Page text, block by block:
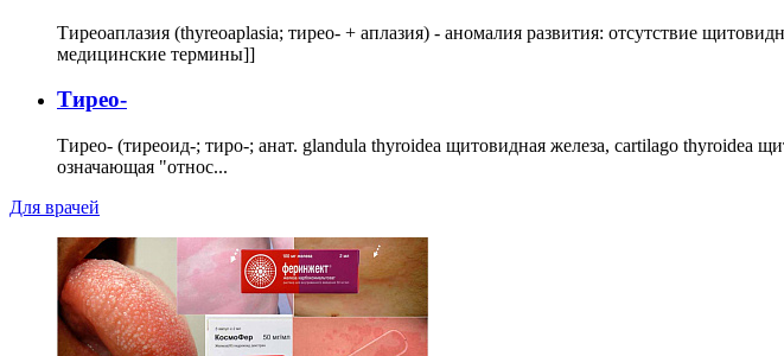
Тиреоаплазия (thyreoaplasia; тирео- + аплазия) - аномалия развития: отсутствие
медицинские термины]]
Тирео-
Тирео- (тиреоид-; тиро-; анат. glandula thyroidea щитовидная железа, cartilago thyroidea
означающая "относ...
Для врачей